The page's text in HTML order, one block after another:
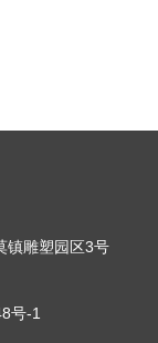
镇雕塑园区3号
号-1